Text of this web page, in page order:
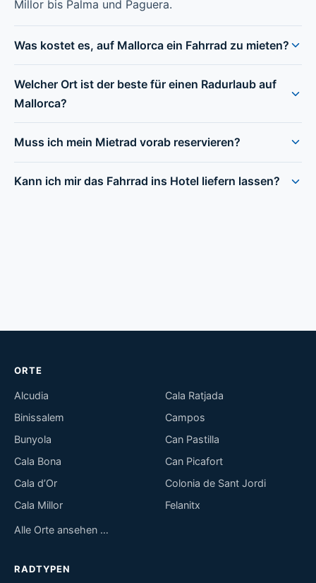
Millor bis Palma und Paguera.
Was kostet es, auf Mallorca ein Fahrrad zu mieten?
Welcher Ort ist der beste für einen Radurlaub auf
Mallorca?
Muss ich mein Mietrad vorab reservieren?
Kann ich mir das Fahrrad ins Hotel liefern lassen?
ORTE
Alcudia
Binissalem
Bunyola
Cala Bona
Cala d’Or
Cala Millor
Cala Ratjada
Campos
Can Pastilla
Can Picafort
Colonia de Sant Jordi
Felanitx
Alle Orte ansehen …
RADTYPEN